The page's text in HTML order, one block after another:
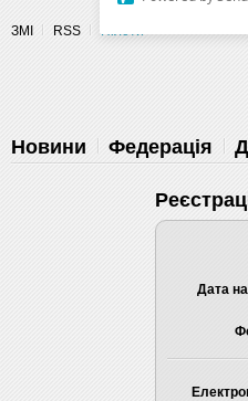
ЗМІ RSS Пілоти
Новини Федерація
Дата